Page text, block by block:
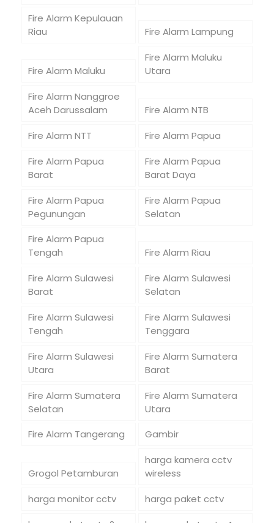
Fire Alarm Kepulauan
Riau
Fire Alarm Lampung
Fire Alarm Maluku
Fire Alarm Maluku
Utara
Fire Alarm Nanggroe
Aceh Darussalam
Fire Alarm NTB
Fire Alarm NTT
Fire Alarm Papua
Fire Alarm Papua
Barat
Fire Alarm Papua
Barat Daya
Fire Alarm Papua
Pegunungan
Fire Alarm Papua
Selatan
Fire Alarm Papua
Tengah
Fire Alarm Riau
Fire Alarm Sulawesi
Barat
Fire Alarm Sulawesi
Selatan
Fire Alarm Sulawesi
Tengah
Fire Alarm Sulawesi
Tenggara
Fire Alarm Sulawesi
Utara
Fire Alarm Sumatera
Barat
Fire Alarm Sumatera
Selatan
Fire Alarm Sumatera
Utara
Fire Alarm Tangerang
Gambir
Grogol Petamburan
harga kamera cctv
wireless
harga monitor cctv
harga paket cctv